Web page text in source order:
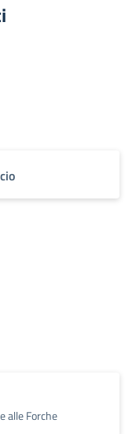
alle Forche